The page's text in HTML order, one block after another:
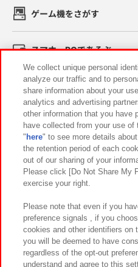
ゲーム機をさがす
スマホ・PCであそぶ
イベント・キャンペーン
関連会社 サステナビ
プライバシーポリシー ウェブ
お取引先さまとともに
カスタマーハラスメント対応方針
We collect unique personal
analyze our traffic and to
share information about your
analytics and advertising
other information that you have
have collected from your use
" here" to see more details
the retention period of each
out of our sharing of your
Please click [Do Not Share My
exercise your right.
Please note that even if you
preference signals , if you
cookies and other identifiers on
you will be deemed to have
regardless of the opt-out
understand and agree to this